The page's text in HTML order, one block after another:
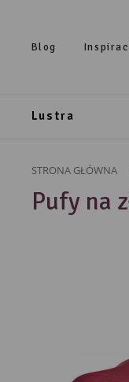
Blog
Lustra
STRONA GŁÓWNA
Pufy na